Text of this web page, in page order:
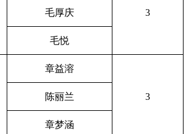
3
毛厚庆
毛悦
章益溶
3
陈丽兰
章梦涵